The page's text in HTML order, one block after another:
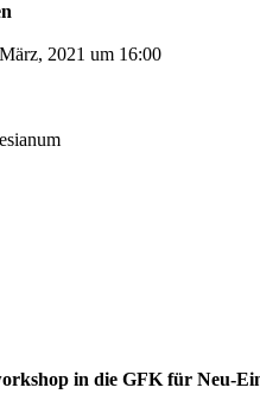
2021 um 16:00
in die GFK für Neu-